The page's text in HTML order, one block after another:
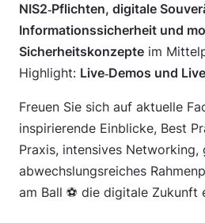
NIS2‑Pflichten, digitale
Informationssicherheit und
Sicherheitskonzepte im
Highlight: Live‑Demos und
Freuen Sie sich auf aktuelle
inspirierende Einblicke, Best
Praxis, intensives Networking,
abwechslungsreiches
am Ball ⚽ die digitale Zukunft